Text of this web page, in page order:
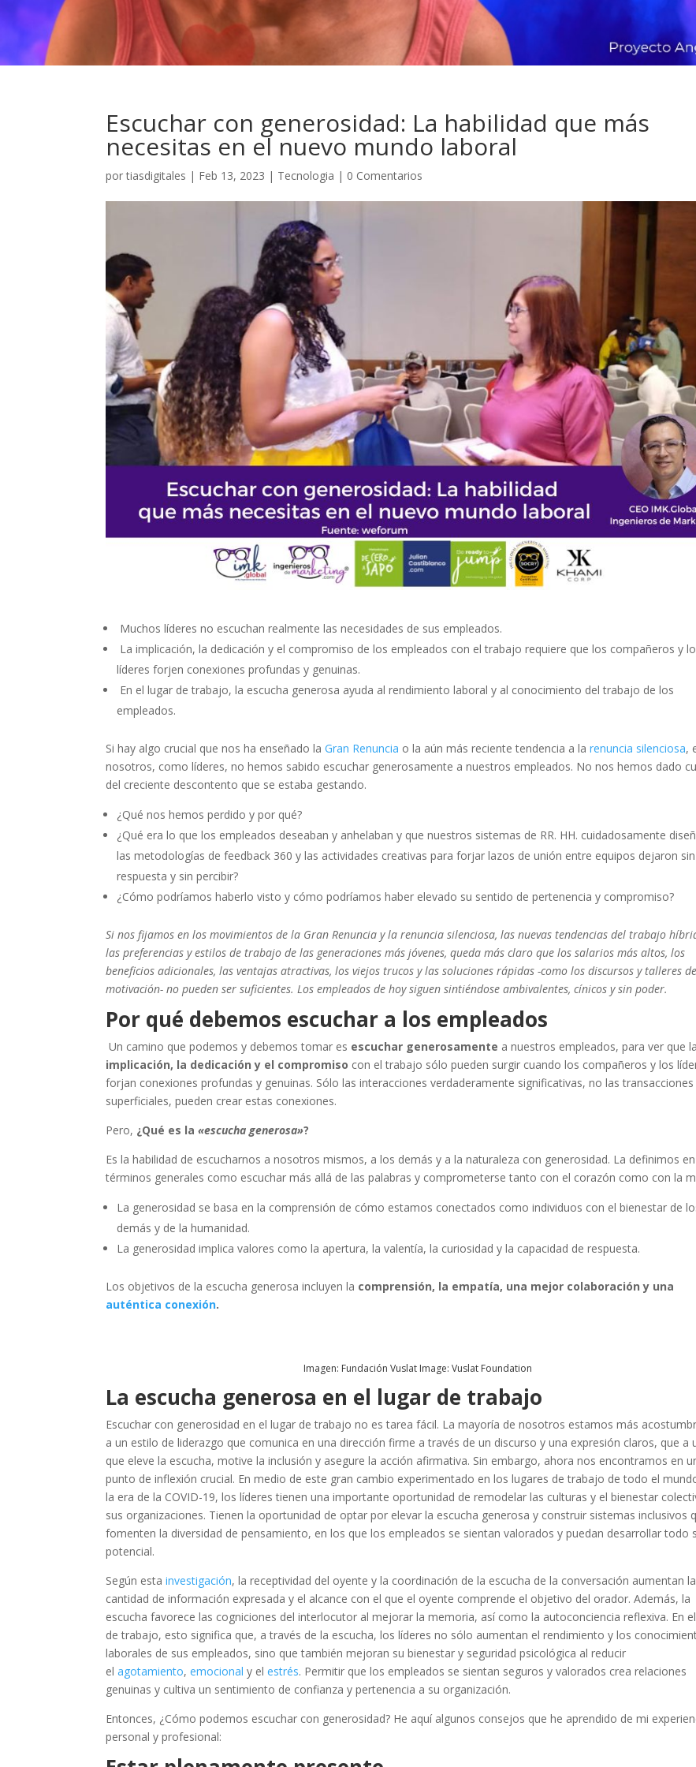
Escuchar con generosidad: La habilidad que más
necesitas en el nuevo mundo laboral
portiasdigitales | Feb 13, 2023 | Tecnologia | 0 Comentarios
Muchos líderes no escuchan realmente las necesidades de sus empleados.
La implicación, la dedicación y el compromiso de los empleados con el trabajo requiere que los compañeros y
líderes forjen conexiones profundas y genuinas.
En el lugar de trabajo, la escucha generosa ayuda al rendimiento laboral y al conocimiento del trabajo de los
empleados.
Si hay algo crucial que nos ha enseñado laGran Renuncia o la aún más reciente tendencia a larenuncia silenciosa,
nosotros, como líderes, no hemos sabido escuchar generosamente a nuestros empleados. No nos hemos dado
del creciente descontento que se estaba gestando.
¿Qué nos hemos perdido y por qué?
¿Qué era lo que los empleados deseaban y anhelaban y que nuestros sistemas de RR. HH. cuidadosamente
las metodologías de feedback 360 y las actividades creativas para forjar lazos de unión entre equipos dejaron sin
respuesta y sin percibir?
¿Cómo podríamos haberlo visto y cómo podríamos haber elevado su sentido de pertenencia y compromiso?
Si nos fijamos en los movimientos de la Gran Renuncia y la renuncia silenciosa, las nuevas tendencias del trabajo
las preferencias y estilos de trabajo de las generaciones más jóvenes, queda más claro que los salarios más altos, los
beneficios adicionales, las ventajas atractivas, los viejos trucos y las soluciones rápidas -como los discursos y talleres de
motivación- no pueden ser suficientes. Los empleados de hoy siguen sintiéndose ambivalentes, cínicos y sin poder.
Por qué debemos escuchar a los empleados
Un camino que podemos y debemos tomar es escuchar generosamente a nuestros empleados, para ver que la
implicación, la dedicación y el compromiso con el trabajo sólo pueden surgir cuando los compañeros y los
forjan conexiones profundas y genuinas. Sólo las interacciones verdaderamente significativas, no las transacciones
superficiales, pueden crear estas conexiones.
Pero, ¿Qué es la«escucha generosa»?
Es la habilidad de escucharnos a nosotros mismos, a los demás y a la naturaleza con generosidad. La definimos en
términos generales como escuchar más allá de las palabras y comprometerse tanto con el corazón como con la
La generosidad se basa en la comprensión de cómo estamos conectados como individuos con el bienestar de
demás y de la humanidad.
La generosidad implica valores como la apertura, la valentía, la curiosidad y la capacidad de respuesta.
Los objetivos de la escucha generosa incluyen la comprensión, la empatía, una mejor colaboración y una
auténtica conexión.
Imagen: Fundación Vuslat Image: Vuslat Foundation
La escucha generosa en el lugar de trabajo
Escuchar con generosidad en el lugar de trabajo no es tarea fácil. La mayoría de nosotros estamos más
a un estilo de liderazgo que comunica en una dirección firme a través de un discurso y una expresión claros, que a
que eleve la escucha, motive la inclusión y asegure la acción afirmativa. Sin embargo, ahora nos encontramos en
punto de inflexión crucial. En medio de este gran cambio experimentado en los lugares de trabajo de todo el
la era de la COVID-19, los líderes tienen una importante oportunidad de remodelar las culturas y el bienestar
sus organizaciones. Tienen la oportunidad de optar por elevar la escucha generosa y construir sistemas inclusivos
fomenten la diversidad de pensamiento, en los que los empleados se sientan valorados y puedan desarrollar todo
potencial.
Según estainvestigación, la receptividad del oyente y la coordinación de la escucha de la conversación aumentan la
cantidad de información expresada y el alcance con el que el oyente comprende el objetivo del orador.Además, la
escucha favorece las cogniciones del interlocutor al mejorar la memoria, así como la autoconciencia reflexiva. En
de trabajo, esto significa que, a través de la escucha, los líderes no sólo aumentan el rendimiento y los
laborales de sus empleados, sino que también mejoran su bienestar y seguridad psicológica al reducir
elagotamiento,emocional y elestrés. Permitir que los empleados se sientan seguros y valorados crea relaciones
genuinas y cultiva un sentimiento de confianza y pertenencia a su organización.
Entonces, ¿Cómo podemos escuchar con generosidad? He aquí algunos consejos que he aprendido de mi
personal y profesional: